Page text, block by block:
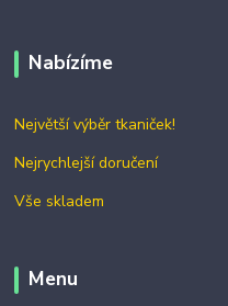
Nabízíme
Největší výběr tkaniček!
Nejrychlejší doručení
Vše skladem
Menu